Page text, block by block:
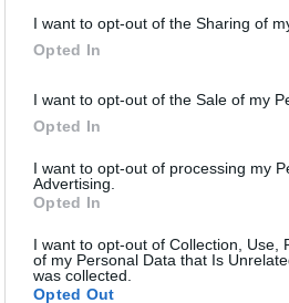
I want to opt-out of the Sharing of
Opted In
I want to opt-out of the Sale of my
Opted In
I want to opt-out of processing my
Advertising.
Opted In
I want to opt-out of Collection, Use,
of my Personal Data that Is
was collected.
Opted Out
z toalety , to robię kilka kulek
około 2 miesięcy. Co w takiej